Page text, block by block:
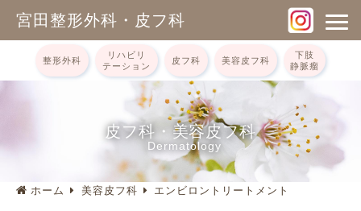
整形外科
リハビリ
テーション
皮フ科 美容皮フ科
下肢
静脈瘤
宮田整形外科・皮フ科
皮フ科・美容皮フ科
Dermatology
ホーム 美容皮フ科 エンビロントリートメント